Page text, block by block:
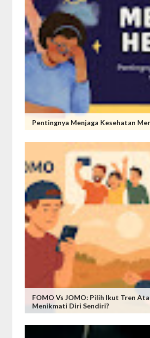
Pentingnya Menjaga Kesehatan
FOMO Vs JOMO: Pilih Ikut Tren
Menikmati Diri Sendiri?